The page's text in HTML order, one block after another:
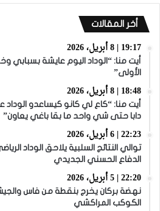
أخر المقالات
19:17 | 8 أبريل، 2026
الأولى”
18:48 | 8 أبريل، 2026
أيت منا: “كاع لي كانو كيساعدو
دابا حتى شي واحد ما بقا باغي يعاون”
22:23 | 6 أبريل، 2026
توالي النتائج السلبية يلاحق الوداد
الدفاع الحسني الجديدي
22:20 | 5 أبريل، 2026
نهضة بركان يخرج بنقطة من فاس
الكوكب المراكشي